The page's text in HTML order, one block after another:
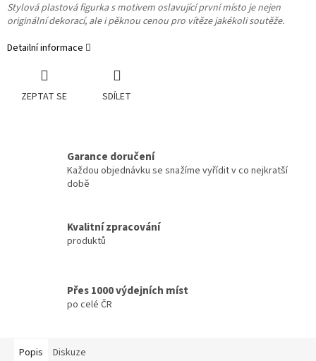
Stylová plastová figurka s motivem oslavující první místo je nejen
originální dekorací, ale i pěknou cenou pro vítěze jakékoli soutěže.
Detailní informace
ZEPTAT SE SDÍLET
Garance doručení
Každou objednávku se snažíme vyřídit v co nejkratší
době
Kvalitní zpracování
produktů
Přes 1000 výdejních míst
po celé ČR
Popis Diskuze